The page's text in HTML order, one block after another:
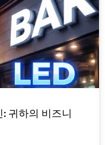
: 귀하의 비즈니